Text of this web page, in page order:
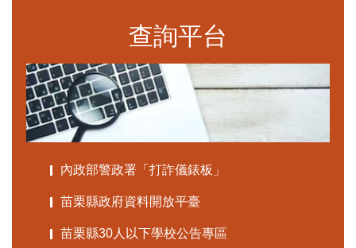
查詢平台
內政部警政署「打詐儀錶板」
苗栗縣政府資料開放平臺
苗栗縣30人以下學校公告專區